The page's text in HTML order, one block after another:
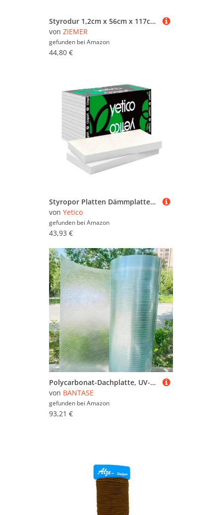
Styrodur 1,2cm x 56cm x 117cm 5 Platten Dämmplatten geeignet für Badsanierungen und Fußbodendämmungen
von ZIEMER
gefunden bei Amazon
44,80 €
Styropor Platten Dämmplatten Dämmung 80 mm - 3 m2 / Paket - EPS 035 100 kpa druckfest Estrichdämmung - Versand in Kartons -
von Yetico
gefunden bei Amazon
43,93 €
Polycarbonat-Dachplatte, UV-beständige Gewächshaus-Klarfolie, Transparente Dämmplatten For Tageslicht, Abdeckung For Die Gartenarbeit(1.5x3m(4.9x9.8ft))
von BANTASE
gefunden bei Amazon
93,21 €